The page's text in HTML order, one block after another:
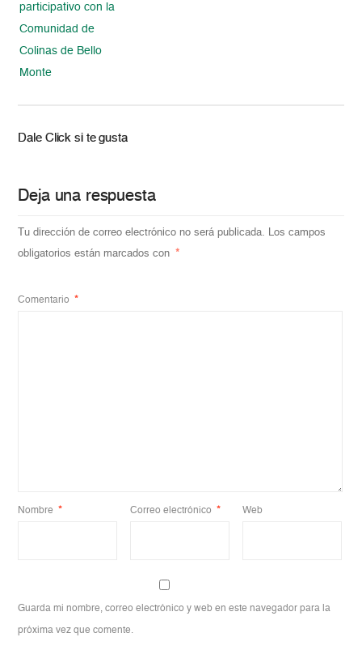
participativo con la
Comunidad de
Colinas de Bello
Monte
Dale Click si te gusta
Deja una respuesta
Tu dirección de correo electrónico no será publicada. Los campos
obligatorios están marcados con *
Comentario *
Nombre * Correo electrónico * Web
Guarda mi nombre, correo electrónico y web en este navegador para la
próxima vez que comente.